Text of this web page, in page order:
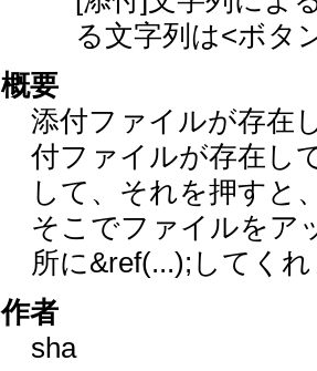
る文字列は<ボタ
概要
添付ファイルが存在
付ファイルが存在し
して、それを押すと
そこでファイルをア
所に&ref(...);してく
作者
sha